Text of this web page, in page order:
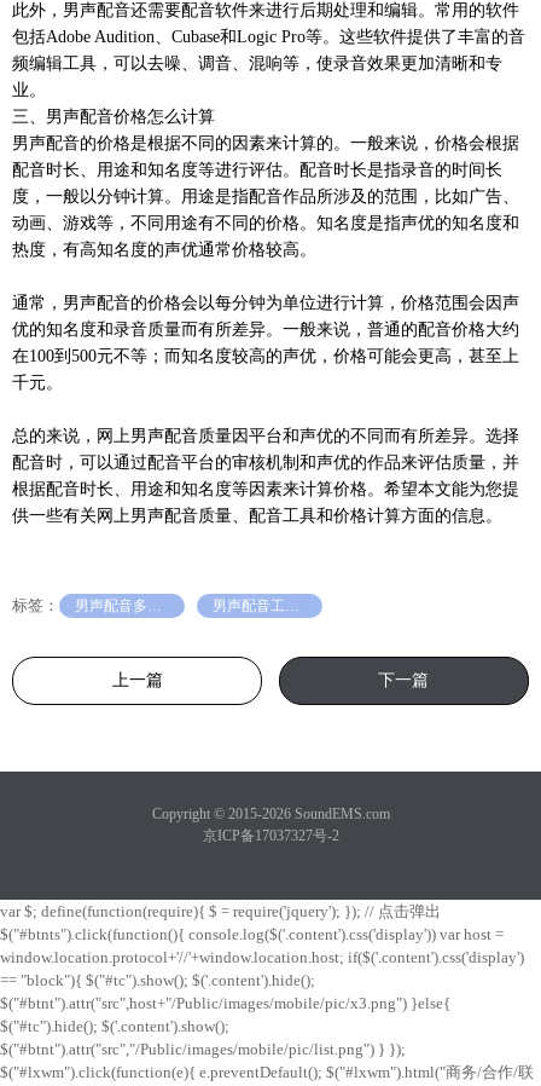
此外，男声配音还需要配音软件来进行后期处理和编辑。常用的软件
包括Adobe Audition、Cubase和Logic Pro等。这些软件提供了丰富的音
频编辑工具，可以去噪、调音、混响等，使录音效果更加清晰和专
业。
三、男声配音价格怎么计算
男声配音的价格是根据不同的因素来计算的。一般来说，价格会根据
配音时长、用途和知名度等进行评估。配音时长是指录音的时间长
度，一般以分钟计算。用途是指配音作品所涉及的范围，比如广告、
动画、游戏等，不同用途有不同的价格。知名度是指声优的知名度和
热度，有高知名度的声优通常价格较高。
通常，男声配音的价格会以每分钟为单位进行计算，价格范围会因声
优的知名度和录音质量而有所差异。一般来说，普通的配音价格大约
在100到500元不等；而知名度较高的声优，价格可能会更高，甚至上
千元。
总的来说，网上男声配音质量因平台和声优的不同而有所差异。选择
配音时，可以通过配音平台的审核机制和声优的作品来评估质量，并
根据配音时长、用途和知名度等因素来计算价格。希望本文能为您提
供一些有关网上男声配音质量、配音工具和价格计算方面的信息。
标签：
上一篇 下一篇
Copyright © 2015-2026 SoundEMS.com
京ICP备17037327号-2
var $; define(function(require){ $ = require('jquery'); }); // 点击弹出
$("#btnts").click(function(){ console.log($('.content').css('display')) var host =
window.location.protocol+'//'+window.location.host; if($('.content').css('display')
== "block"){ $("#tc").show(); $('.content').hide();
$("#btnt").attr("src",host+"/Public/images/mobile/pic/x3.png") }else{
$("#tc").hide(); $('.content').show();
$("#btnt").attr("src","/Public/images/mobile/pic/list.png") } });
$("#lxwm").click(function(e){ e.preventDefault(); $("#lxwm").html("商务/合作/联